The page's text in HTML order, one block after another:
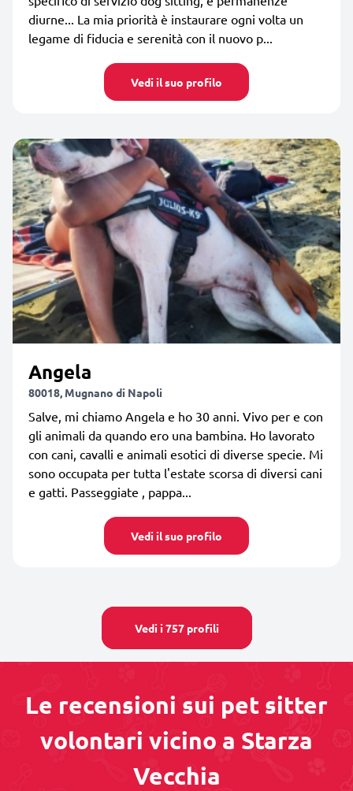
diurne... La mia priorità è instaurare ogni volta un
legame di fiducia e serenità con il nuovo p...
Vedi il suo profilo
Angela
80018, Mugnano di Napoli
Salve, mi chiamo Angela e ho 30 anni. Vivo per e con
gli animali da quando ero una bambina. Ho lavorato
con cani, cavalli e animali esotici di diverse specie. Mi
sono occupata per tutta l'estate scorsa di diversi cani
e gatti. Passeggiate , pappa...
Vedi il suo profilo
Vedi i 757 profili
Le recensioni sui pet sitter
volontari vicino a Starza
Vecchia